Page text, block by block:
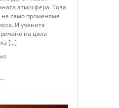
атмосфера. Това
не само променяме
И учените
на цяла
[…]